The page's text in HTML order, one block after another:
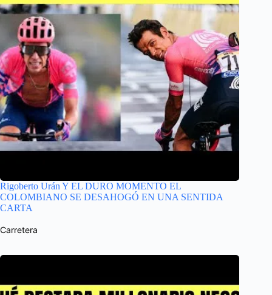
Rigoberto Urán Y EL DURO MOMENTO EL
COLOMBIANO SE DESAHOGÓ EN UNA SENTIDA
CARTA
Carretera